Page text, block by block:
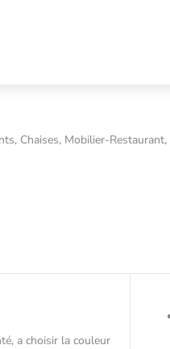
Chaises, Mobilier-
a choisir la couleur